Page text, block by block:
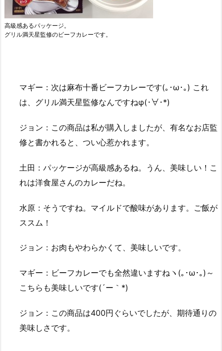
高級感あるパッケージ。
グリル満天星監修のビーフカレーです。
マギー：次は麻布十番ビーフカレーです(｡･ω･｡) これ
は、グリル満天星監修なんですねφ(･∀･*)
ジョン：この商品は私が購入しましたが、有名なお店監
修と書かれると、つい心惹かれます。
土田：パッケージが高級感あるね。うん、美味しい！こ
れは洋食屋さんのカレーだね。
水原：そうですね。マイルドで酸味があります。ご飯が
ススム！
ジョン：お肉もやわらかくて、美味しいです。
マギー：ビーフカレーでも全然違いますねヽ(｡･ω･｡)～
こちらも美味しいです(´ー｀*)
ジョン：この商品は400円ぐらいでしたが、期待通りの
美味しさです。